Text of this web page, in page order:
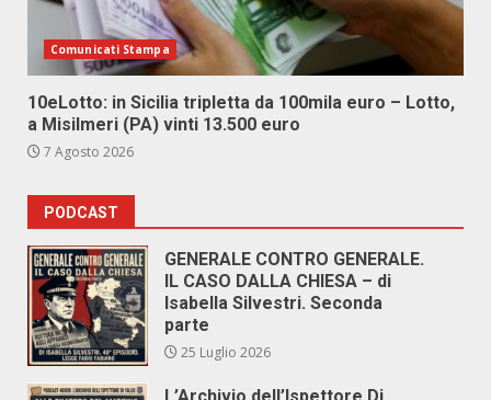
Comunicati Stampa
10eLotto: in Sicilia tripletta da 100mila euro – Lotto,
a Misilmeri (PA) vinti 13.500 euro
7 Agosto 2026
PODCAST
GENERALE CONTRO GENERALE.
IL CASO DALLA CHIESA – di
Isabella Silvestri. Seconda
parte
25 Luglio 2026